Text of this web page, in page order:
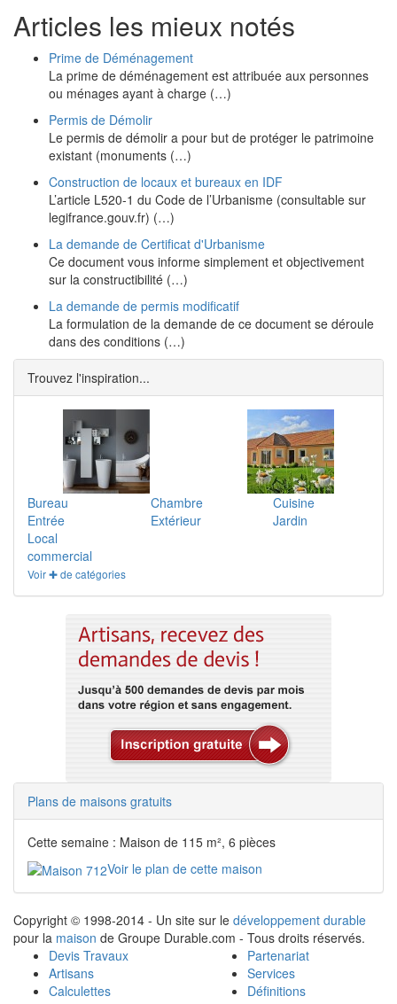
Articles les mieux notés
Prime de Déménagement
La prime de déménagement est attribuée aux personnes
ou ménages ayant à charge (…)
Permis de Démolir
Le permis de démolir a pour but de protéger le patrimoine
existant (monuments (…)
Construction de locaux et bureaux en IDF
L’article L520-1 du Code de l’Urbanisme (consultable sur
legifrance.gouv.fr) (…)
La demande de Certificat d'Urbanisme
Ce document vous informe simplement et objectivement
sur la constructibilité (…)
La demande de permis modificatif
La formulation de la demande de ce document se déroule
dans des conditions (…)
Trouvez l'inspiration...
Bureau Chambre
Cuisine
Entrée
Extérieur
Jardin
Local
commercial
Voir ✚ de catégories
Plans de maisons gratuits
Cette semaine : Maison de 115 m², 6 pièces
Voir le plan de cette maison
Copyright © 1998-2014 - Un site sur le développement durable
pour la maison de Groupe Durable.com - Tous droits réservés.
Devis Travaux
Artisans
Calculettes
Partenariat
Services
Définitions